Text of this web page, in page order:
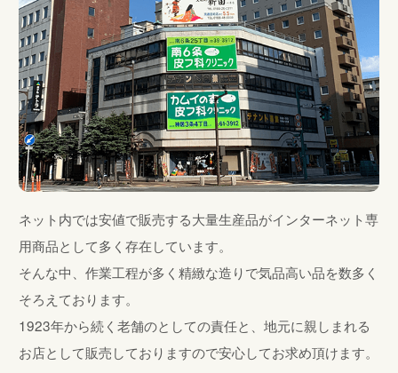
ネット内では安値で販売する大量生産品がインターネット専
用商品として多く存在しています。
そんな中、作業工程が多く精緻な造りで気品高い品を数多く
そろえております。
1923年から続く老舗のとしての責任と、地元に親しまれる
お店として販売しておりますので安心してお求め頂けます。